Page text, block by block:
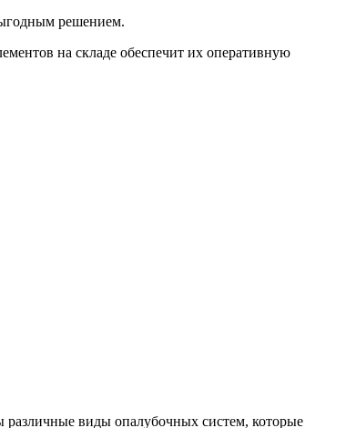
решением.
на складе обеспечит их оперативную
различные виды опалубочных систем, которые